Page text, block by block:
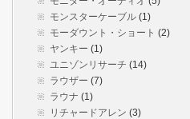
モンスターケーブル (1)
モーダウント・ショート (2)
ヤンキー (1)
ユニゾンリサーチ (14)
ラウザー (7)
ラウナ (1)
リチャードアレン (3)